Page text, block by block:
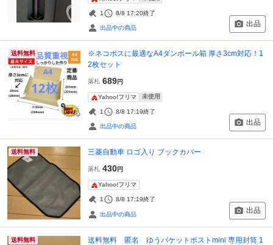
1 8/8 17:20終了
出品中の商品 出品
送料無料
※ネコポスに最適なA4ダンボール箱 厚さ3cm対応！1
2枚セット
落札 689円
Yahoo!フリマ 未使用
1 8/8 17:19終了
出品中の商品 出品
送料無料 三菱自動車 ロゴ入り ブックカバー
落札 430円
Yahoo!フリマ
1 8/8 17:19終了
出品中の商品 出品
送料無料
送料無料 匿名 ゆうパケットポストmini 専用封筒 1